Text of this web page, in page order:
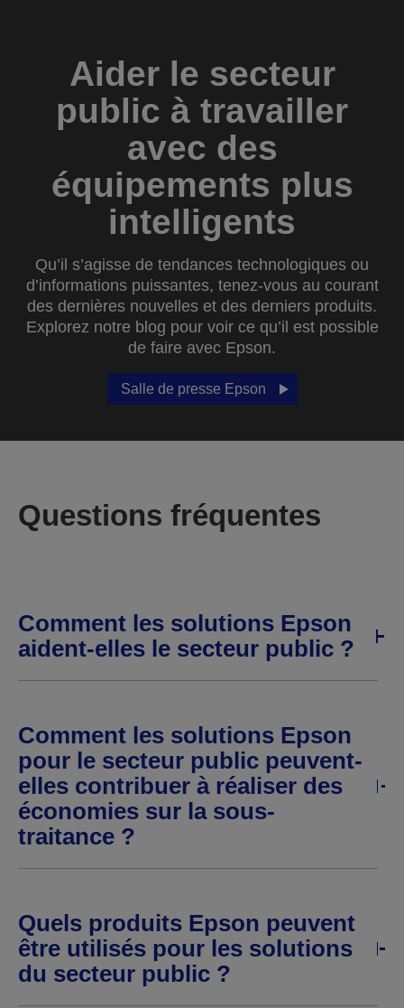
Aider le secteur
public à travailler
avec des
équipements plus
intelligents
Qu’il s’agisse de tendances technologiques ou
d’informations puissantes, tenez-vous au courant
des dernières nouvelles et des derniers produits.
Explorez notre blog pour voir ce qu’il est possible
de faire avec Epson.
Salle de presse Epson
Questions fréquentes
Comment les solutions Epson
aident-elles le secteur public ?
Comment les solutions Epson
pour le secteur public peuvent-
elles contribuer à réaliser des
économies sur la sous-
traitance ?
Quels produits Epson peuvent
être utilisés pour les solutions
du secteur public ?